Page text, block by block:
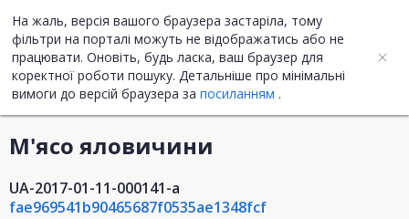
На жаль, версія вашого браузера застаріла, тому
фільтри на порталі можуть не відображатись або не
працювати. Оновіть, будь ласка, ваш браузер для
коректної роботи пошуку. Детальніше про мінімальні
вимоги до версій браузера за посиланням .
UA ENG
Інформація про закупівлю
М'ясо яловичини
UA-2017-01-11-000141-a
fae969541b90465687f0535ae1348fcf